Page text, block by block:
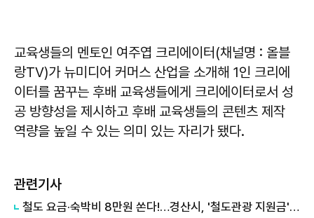
교육생들의 멘토인 여주엽 크리에이터(채널명 : 올블
랑TV)가 뉴미디어 커머스 산업을 소개해 1인 크리에
이터를 꿈꾸는 후배 교육생들에게 크리에이터로서 성
공 방향성을 제시하고 후배 교육생들의 콘텐츠 제작
역량을 높일 수 있는 의미 있는 자리가 됐다.
관련기사
철도 요금·숙박비 8만원 쏜다!…경산시, '철도관광 지원금' 사업 실시